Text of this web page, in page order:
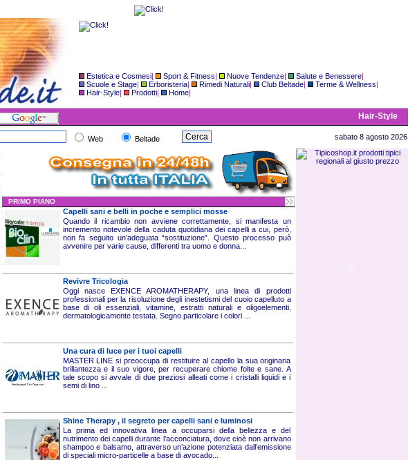
Estetica e Cosmesi| Sport & Fitness| Nuove Tendenze| Salute e Benessere|
Scuole e Stage| Erboristeria| Rimedi Naturali| Club Beltade| Terme & Wellness|
Hair-Style| Prodotti| Home|
Hair-Style
Web Beltade sabato 8 agosto 2026
PRIMO PIANO
Capelli sani e belli in poche e semplici mosse
Quando il ricambio non avviene correttamente, si manifesta un
incremento notevole della caduta quotidiana dei capelli a cui, però,
non fa seguito un’adeguata “sostituzione”. Questo processo può
avvenire per varie cause, differenti tra uomo e donna...
Revivre Tricologia
Oggi nasce EXENCE AROMATHERAPY, una linea di prodotti
professionali per la risoluzione degli inestetismi del cuoio capelluto a
base di oli essenziali, vitamine, estratti naturali e oligoelementi,
dermatologicamente testata. Segno particolare i colori ...
Una cura di luce per i tuoi capelli
MASTER LINE si preoccupa di restituire al capello la sua originaria
brillantezza e il suo vigore, per recuperare chiome folte e sane. A
tale scopo si avvale di due preziosi alleati come i cristalli liquidi e i
semi di lino ...
Shine Therapy , il segreto per capelli sani e luminosi
La prima ed innovativa linea a occuparsi della bellezza e del
nutrimento dei capelli durante l’acconciatura, dove cioè non arrivano
shampoo e balsamo, attraverso un’azione potenziata dall’emissione
di speciali micro-particelle a base di avocado...